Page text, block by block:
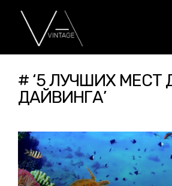
# ‘5 ЛУЧШИХ МЕСТ
ДАЙВИНГА’